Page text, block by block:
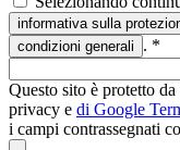
informativa sulla
condizioni generali . *
Questo sito è protetto
privacy e di Google
i campi contrassegnati